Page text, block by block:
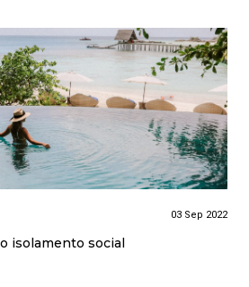
03 Sep 2022
isolamento social